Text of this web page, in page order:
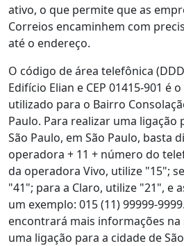
ativo, o que permite que as
Correios encaminhem com
até o endereço.
O código de área telefônica
Edifício Elian e CEP 01415-901 é
utilizado para o Bairro
Paulo. Para realizar uma ligação
São Paulo, em São Paulo, basta
operadora + 11 + número do
da operadora Vivo, utilize "15";
"41"; para a Claro, utilize "21", e
um exemplo: 015 (11) 99999-
encontrará mais informações na
uma ligação para a cidade de São